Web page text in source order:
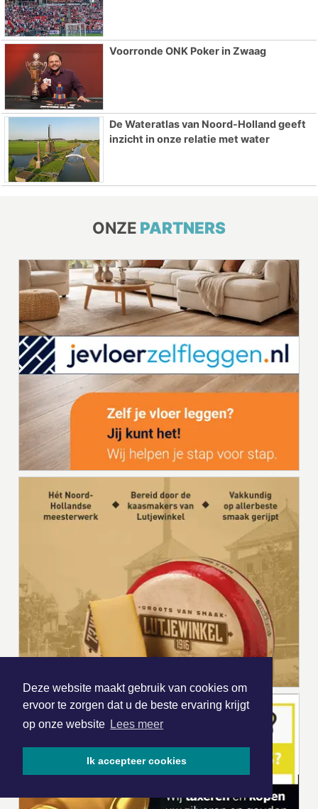
Deze website maakt gebruik van cookies om
ervoor te zorgen dat u de beste ervaring krijgt
op onze website Lees meer
Ik accepteer cookies
Voorronde ONK Poker in Zwaag
De Wateratlas van Noord-Holland geeft
inzicht in onze relatie met water
ONZE PARTNERS